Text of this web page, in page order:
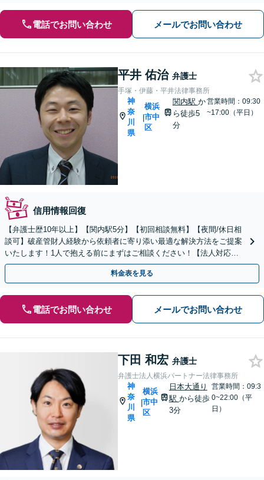
電話でお問い合わせ メールでお問い合わせ
平井 佑治 弁護士
手塚・伊藤・平井法律事務所
神
奈
川
県
|
横浜
市中
区
関内駅 か
ら徒歩5
分
営業時間：09:30
~17:00（平日）
信用情報回復
【弁護士歴10年以上】【関内駅5分】【初回相談無料】【夜間/休日相
談可】破産管財人経験から依頼者に寄り添い最適な解決方法をご提案
いたします！1人で抱える前にまずはご相談ください！【法人対応
可】【分割払い利用可】【夜間/休日相談可】
料金表を見る
電話でお問い合わせ メールでお問い合わせ
下田 和宏 弁護士
弁護士法人横浜パートナー法律事務所
神
奈
川
県
|
横浜
市中
区
日本大通り
駅 から徒歩
3分
営業時間：09:3
0~22:00（平
日）